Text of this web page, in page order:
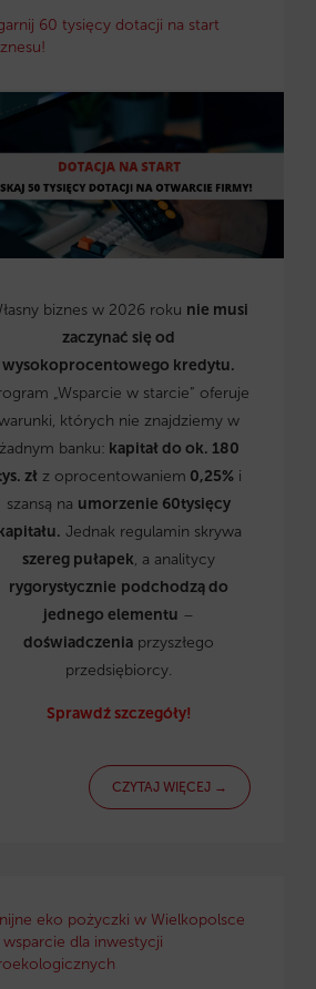
60 tysięcy dotacji na start
biznes w 2026 roku nie musi
zaczynać się od
wysokoprocentowego kredytu.
„Wsparcie w starcie” oferuje
których nie znajdziemy w
żadnym banku: kapitał do ok. 180
zł z oprocentowaniem 0,25%i
szansą na umorzenie 60tysięcy
Jednak regulamin skrywa
szereg pułapek, a analitycy
rygorystycznie podchodzą do
jednego elementu –
doświadczenia przyszłego
przedsiębiorcy.
Sprawdź szczegóły!
CZYTAJ WIĘCEJ →
eko pożyczki w Wielkopolsce
dla inwestycji